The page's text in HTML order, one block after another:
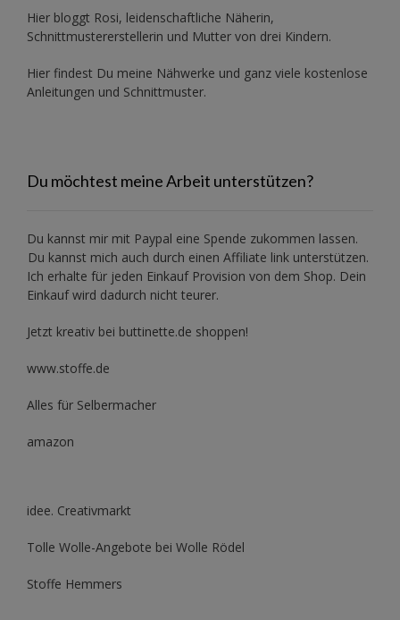
Hier bloggt Rosi, leidenschaftliche Näherin,
Schnittmustererstellerin und Mutter von drei Kindern.
Hier findest Du meine Nähwerke und ganz viele kostenlose
Anleitungen und Schnittmuster.
Du möchtest meine Arbeit unterstützen?
Du kannst mir mit Paypal eine Spende zukommen lassen.
Du kannst mich auch durch einen Affiliate link unterstützen.
Ich erhalte für jeden Einkauf Provision von dem Shop. Dein
Einkauf wird dadurch nicht teurer.
Jetzt kreativ bei buttinette.de shoppen!
www.stoffe.de
Alles für Selbermacher
amazon
idee. Creativmarkt
Tolle Wolle-Angebote bei Wolle Rödel
Stoffe Hemmers